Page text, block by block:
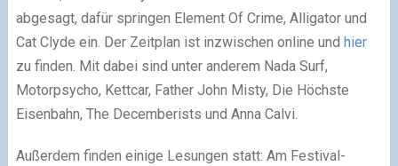
abgesagt, dafür springen Element Of Crime, Alligator und
Cat Clyde ein. Der Zeitplan ist inzwischen online und hier
zu finden. Mit dabei sind unter anderem Nada Surf,
Motorpsycho, Kettcar, Father John Misty, Die Höchste
Eisenbahn, The Decemberists und Anna Calvi.
Außerdem finden einige Lesungen statt: Am Festival-